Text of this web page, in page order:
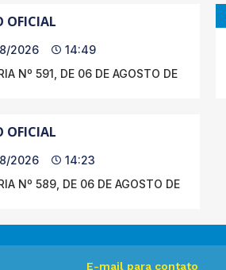
OFICIAL
2026
14:49
Nº 591, DE 06 DE AGOSTO DE
OFICIAL
2026
14:23
Nº 589, DE 06 DE AGOSTO DE
E-mail para contato